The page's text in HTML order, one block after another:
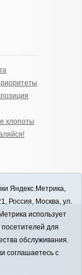
хлопоты
2026
Яндекс.Метрика,
Россия, Москва, ул.
использует
для
обслуживания.
соглашаетесь с